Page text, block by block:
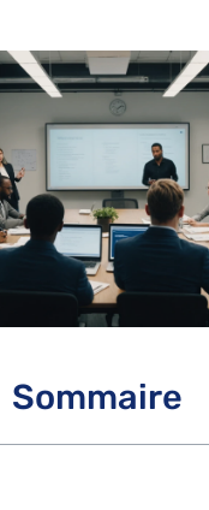
Sommaire